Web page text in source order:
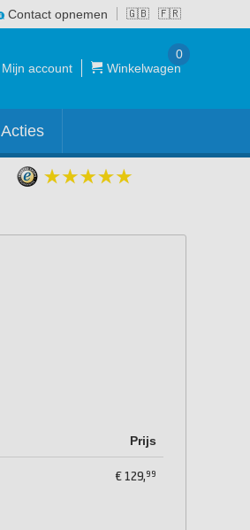
🇬🇧 🇫🇷
Contact opnemen
Mijn account Winkelwagen
0
Acties
Prijs
€129,99